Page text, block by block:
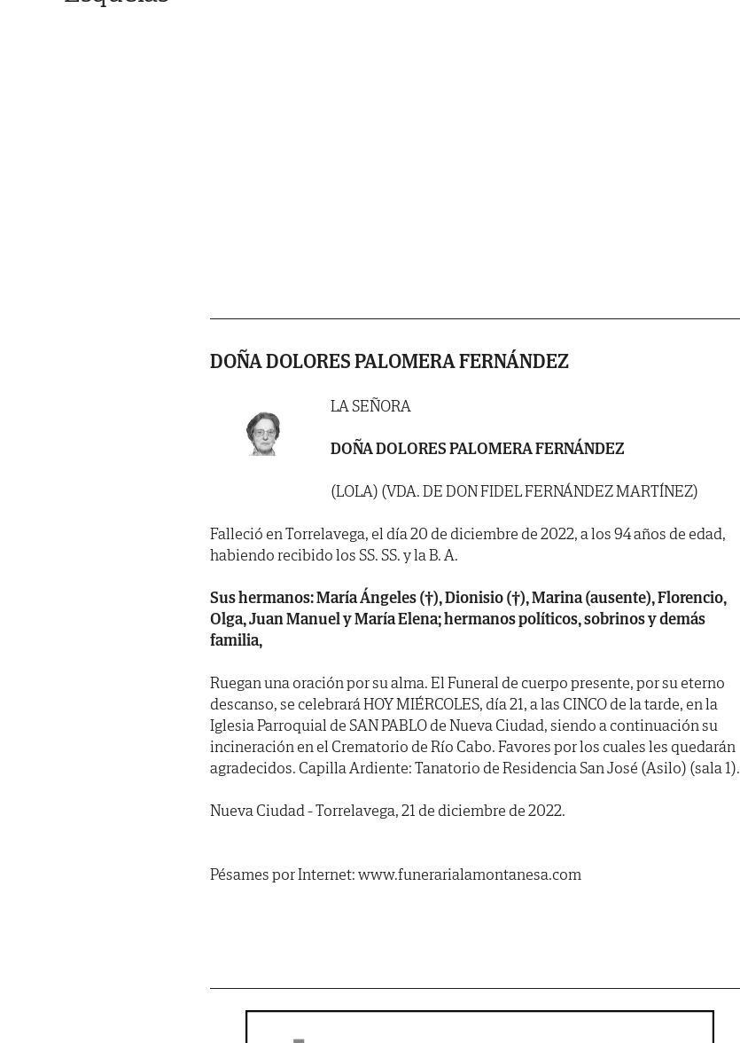
DOÑA DOLORES PALOMERA FERNÁNDEZ
LA SEÑORA
DOÑA DOLORES PALOMERA FERNÁNDEZ
(LOLA) (VDA. DE DON FIDEL FERNÁNDEZ MARTÍNEZ)
Falleció en Torrelavega, el día 20 de diciembre de 2022, a los 94 años de edad,
habiendo recibido los SS. SS. y la B. A.
Sus hermanos: María Ángeles (†), Dionisio (†), Marina (ausente), Florencio,
Olga, Juan Manuel y María Elena; hermanos políticos, sobrinos y demás
familia,
Ruegan una oración por su alma. El Funeral de cuerpo presente, por su eterno
descanso, se celebrará HOY MIÉRCOLES, día 21, a las CINCO de la tarde, en la
Iglesia Parroquial de SAN PABLO de Nueva Ciudad, siendo a continuación su
incineración en el Crematorio de Río Cabo. Favores por los cuales les quedarán
agradecidos. Capilla Ardiente: Tanatorio de Residencia San José (Asilo) (sala 1).
Nueva Ciudad - Torrelavega, 21 de diciembre de 2022.
Pésames por Internet: www.funerarialamontanesa.com